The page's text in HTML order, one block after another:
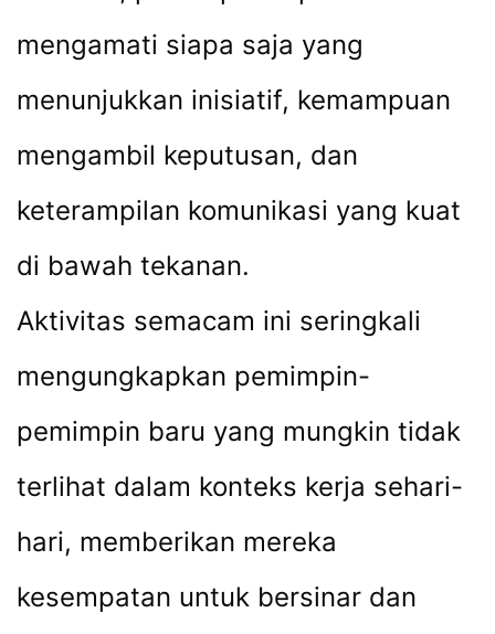
mengamati siapa saja yang
menunjukkan inisiatif, kemampuan
mengambil keputusan, dan
keterampilan komunikasi yang kuat
di bawah tekanan.
Aktivitas semacam ini seringkali
mengungkapkan pemimpin-
pemimpin baru yang mungkin tidak
terlihat dalam konteks kerja sehari-
hari, memberikan mereka
kesempatan untuk bersinar dan